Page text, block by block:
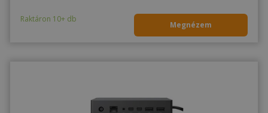
Raktáron 10+ db
Megnézem